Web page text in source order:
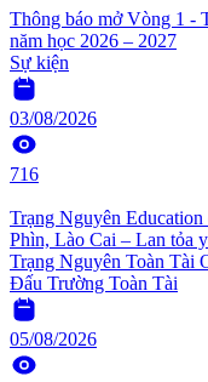
Thông báo mở Vòng 1 -
năm học 2026 – 2027
Sự kiện
03/08/2026
716
Trạng Nguyên
Phìn, Lào Cai – Lan tỏa
Trạng Nguyên Toàn Tài
Đấu Trường Toàn Tài
05/08/2026